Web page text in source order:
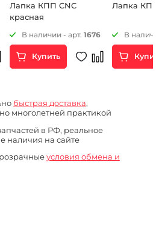
Лапка КПП CNC
красная
В наличии - арт. 1676
Купить
Лапка КПП
В наличии
Купить
быстрая доставка,
многолетней практикой
в РФ, реальное
наличия на сайте
условия обмена и